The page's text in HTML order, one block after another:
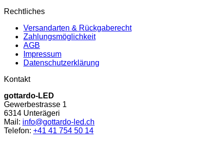
Rechtliches
Versandarten & Rückgaberecht
Zahlungsmöglichkeit
AGB
Impressum
Datenschutzerklärung
Kontakt
gottardo-LED
Gewerbestrasse 1
6314 Unterägeri
Mail: info@gottardo-led.ch
Telefon: +41 41 754 50 14